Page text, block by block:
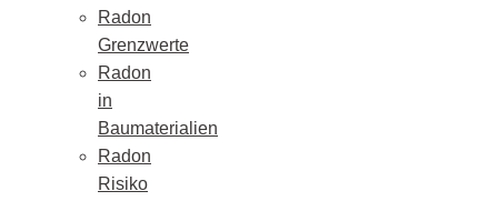
Radon
Grenzwerte
Radon
in
Baumaterialien
Radon
Risiko